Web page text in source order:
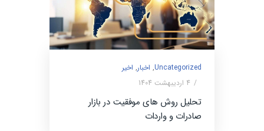
Uncategorized
, اخبار, اخیر
4 اردیبهشت 1404
تحلیل روش های موفقیت در بازار
صادرات و واردات